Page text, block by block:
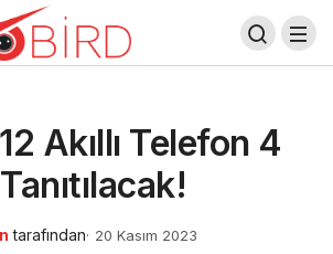
Akıllı Telefon 4
tarafından
20 Kasım 2023